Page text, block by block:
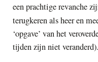
een prachtige revanche
terugkeren als heer en
‘opgave’ van het
tijden zijn niet veranderd).